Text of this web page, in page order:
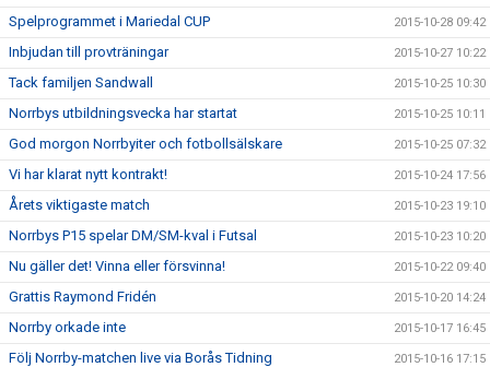
Spelprogrammet i Mariedal CUP 2015-10-28 09:42
Inbjudan till provträningar 2015-10-27 10:22
Tack familjen Sandwall 2015-10-25 10:30
Norrbys utbildningsvecka har startat 2015-10-25 10:11
God morgon Norrbyiter och fotbollsälskare 2015-10-25 07:32
Vi har klarat nytt kontrakt! 2015-10-24 17:56
Årets viktigaste match 2015-10-23 19:10
Norrbys P15 spelar DM/SM-kval i Futsal 2015-10-23 10:20
Nu gäller det! Vinna eller försvinna! 2015-10-22 09:40
Grattis Raymond Fridén 2015-10-20 14:24
Norrby orkade inte 2015-10-17 16:45
Följ Norrby-matchen live via Borås Tidning 2015-10-16 17:15